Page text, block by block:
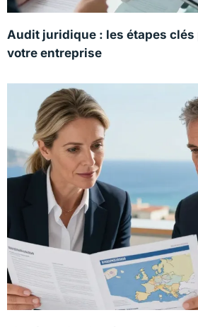
Audit juridique : les étapes
votre entreprise